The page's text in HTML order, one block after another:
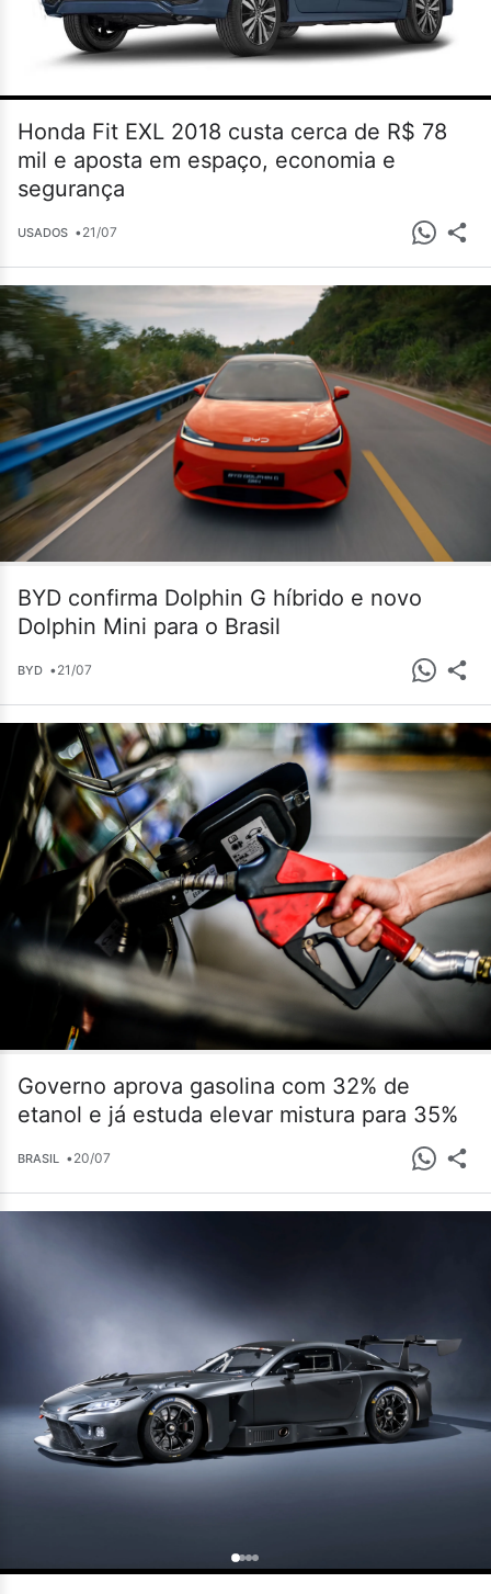
Honda Fit EXL 2018 custa cerca de R$ 78
mil e aposta em espaço, economia e
segurança
USADOS •21/07
BYD confirma Dolphin G híbrido e novo
Dolphin Mini para o Brasil
BYD •21/07
Governo aprova gasolina com 32% de
etanol e já estuda elevar mistura para 35%
BRASIL •20/07